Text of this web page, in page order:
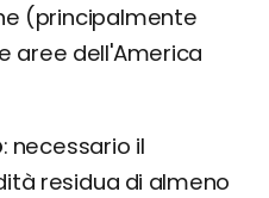
(principalmente
aree dell'America
necessario il
residua di almeno